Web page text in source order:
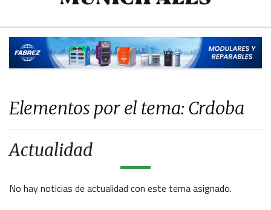
Elementos por el tema: Crdoba
Actualidad
No hay noticias de actualidad con este tema asignado.